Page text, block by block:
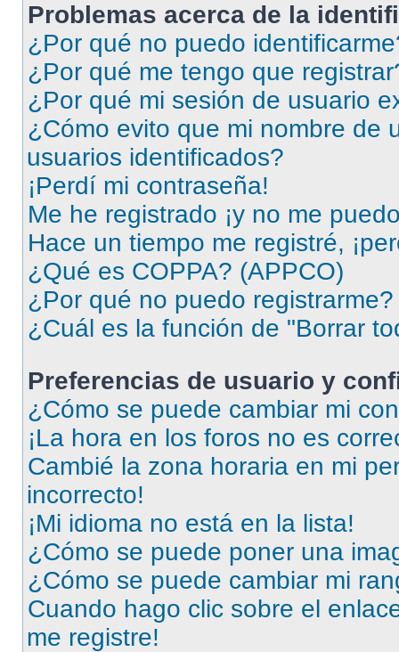
Problemas acerca de la
¿Por qué no puedo
¿Por qué me tengo que
¿Por qué mi sesión de usuario
¿Cómo evito que mi nombre de
usuarios identificados?
¡Perdí mi contraseña!
Me he registrado ¡y no me
Hace un tiempo me registré,
¿Qué es COPPA? (APPCO)
¿Por qué no puedo registrarme?
¿Cuál es la función de "Borrar
Preferencias de usuario y
¿Cómo se puede cambiar mi
¡La hora en los foros no es
Cambié la zona horaria en mi
incorrecto!
¡Mi idioma no está en la lista!
¿Cómo se puede poner una
¿Cómo se puede cambiar mi
Cuando hago clic sobre el
me registre!